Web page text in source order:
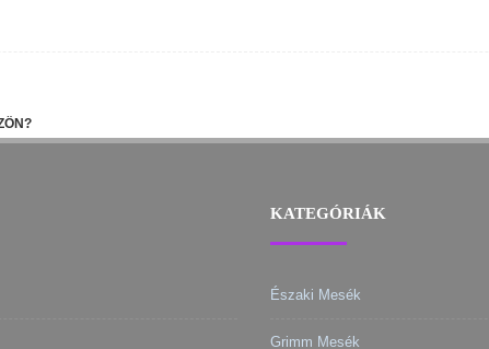
KATEGÓRIÁK
Északi Mesék
Grimm Mesék